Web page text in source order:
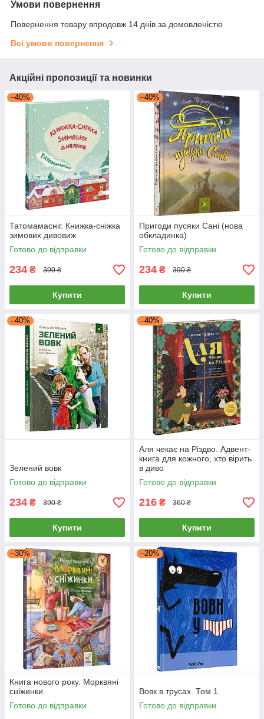
Умови повернення
Повернення товару впродовж 14 днів за домовленістю
Всі умови повернення
Акційні пропозиції та новинки
–40%
Татомамасніг. Книжка-сніжка
зимових дивовиж
Готово до відправки
234 ₴ 390 ₴
Купити
–40%
Пригоди пусяки Сані (нова
обкладинка)
Готово до відправки
234 ₴ 390 ₴
Купити
–40%
Зелений вовк
Готово до відправки
234 ₴ 390 ₴
Купити
–40%
Аля чекає на Різдво. Адвент-
книга для кожного, хто вірить
в диво
Готово до відправки
216 ₴ 360 ₴
Купити
–30%
Книга нового року. Морквяні
сніжинки
Готово до відправки
–20%
Вовк в трусах. Том 1
Готово до відправки